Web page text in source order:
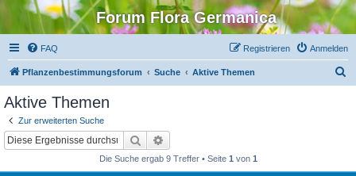
Forum Flora Germanica
FAQ Anmelden
Registrieren
Pflanzenbestimmungsforum Suche Aktive Themen
Aktive Themen
Zur erweiterten Suche
Suche
Die Suche ergab 9 Treffer • Seite 1 von 1